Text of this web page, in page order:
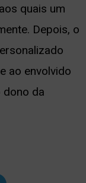
quais um
Depois, o
ao envolvido
dono da